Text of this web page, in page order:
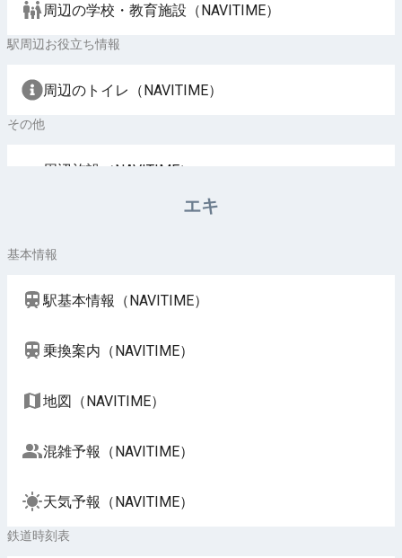
周辺の学校・教育施設（NAVITIME）
駅周辺お役立ち情報
周辺のトイレ（NAVITIME）
その他
周辺施設（NAVITIME）
エキ
基本情報
駅基本情報（NAVITIME）
乗換案内（NAVITIME）
地図（NAVITIME）
混雑予報（NAVITIME）
天気予報（NAVITIME）
鉄道時刻表